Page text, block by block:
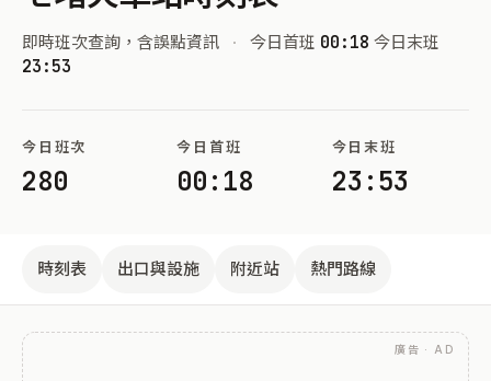
即時班次查詢，含誤點資訊 · 今日首班 00:18 今日末班
23:53
今日班次
280
今日首班
00:18
今日末班
23:53
時刻表 出口與設施 附近站 熱門路線
廣告 · AD